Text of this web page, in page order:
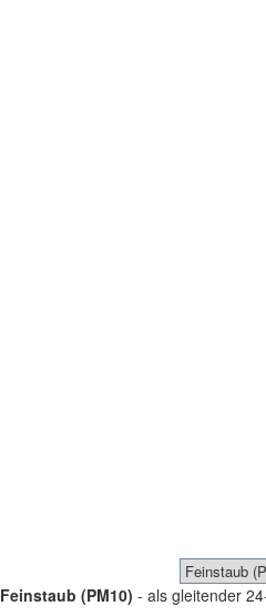
Feinstaub (PM10) - als gleitender